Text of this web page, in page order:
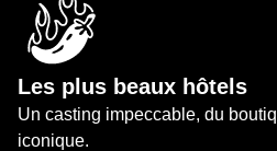
Les plus beaux hôtels
Un casting impeccable, du
iconique.